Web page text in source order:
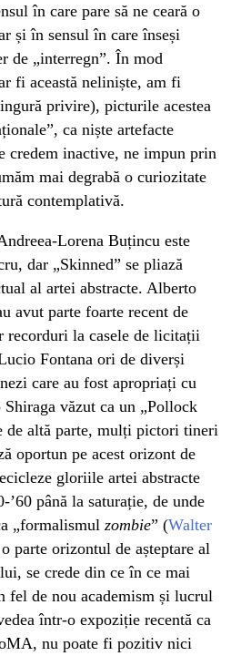
în care pare să ne ceară o
și în sensul în care înseși
de „interregn”. În mod
fi această neliniște, am fi
privire), picturile acestea
ca niște artefacte
credem inactive, ne impun prin
mai degrabă o curiozitate
contemplativă.
Lorena Buțincu este
dar „Skinned” se pliază
al artei abstracte. Alberto
avut parte foarte recent de
recorduri la casele de licitații
Fontana ori de diverși
care au fost apropriați cu
văzut ca un „Pollock
de altă parte, mulți pictori tineri
oportun pe acest orizont de
gloriile artei abstracte
’60 până la saturație, de unde
„formalismul zombie” (Walter
parte orizontul de așteptare al
se crede din ce în ce mai
fel de nou academism și lucrul
într-o expoziție recentă ca
nu poate fi pozitiv nici